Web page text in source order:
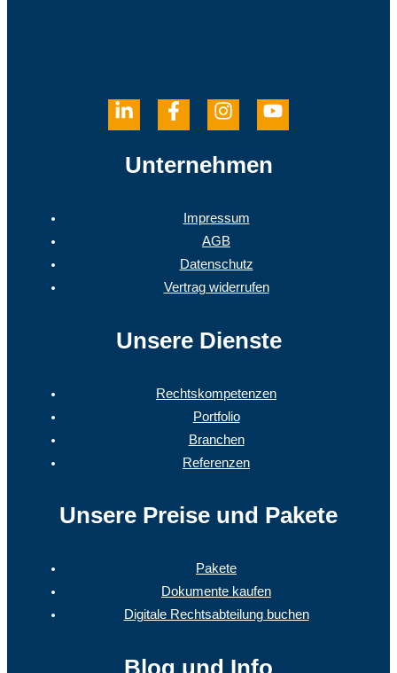
Unternehmen
Impressum
AGB
Datenschutz
Vertrag widerrufen
Unsere Dienste
Rechtskompetenzen
Portfolio
Branchen
Referenzen
Unsere Preise und Pakete
Pakete
Dokumente kaufen
Digitale Rechtsabteilung buchen
Blog und Info